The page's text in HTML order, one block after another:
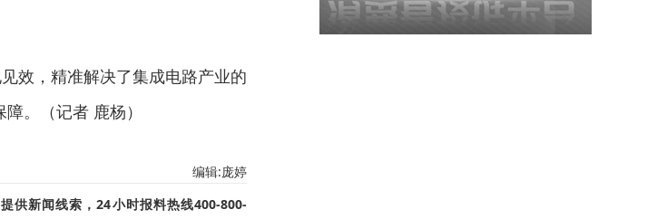
效，精准解决了集成电路产业的
。（记者 鹿杨）
编辑:庞婷
供新闻线索，24小时报料热线400-800-